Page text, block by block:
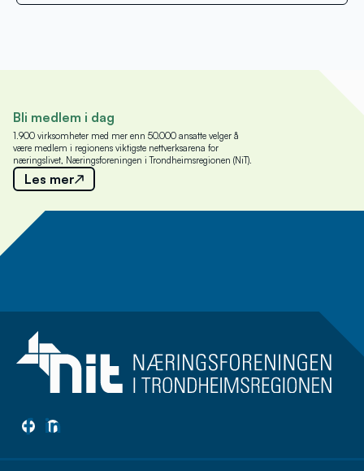
Bli medlem i dag
1.900 virksomheter med mer enn 50.000 ansatte velger å
være medlem i regionens viktigste nettverksarena for
næringslivet, Næringsforeningen i Trondheimsregionen (NiT).
Les mer